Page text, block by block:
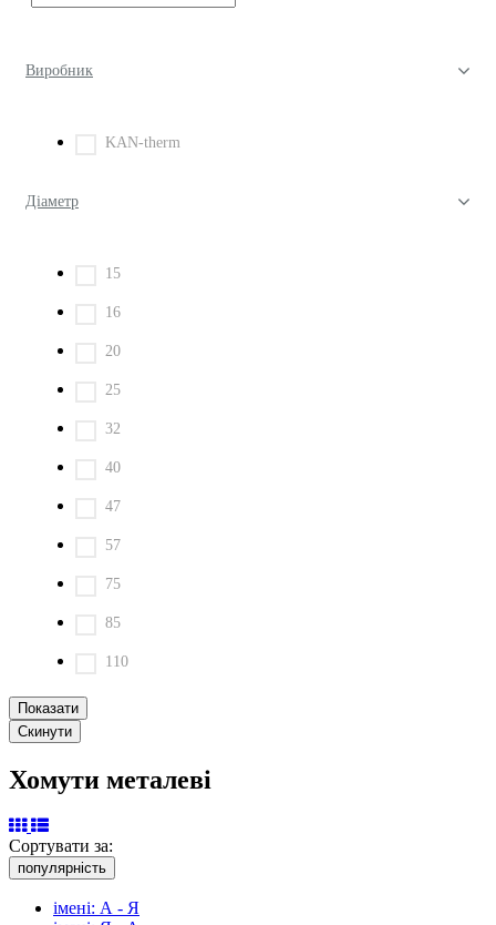
Виробник
KAN-therm
Діаметр
15
16
20
25
32
40
47
57
75
85
110
Хомути металеві
Сортувати за:
популярність
імені: А - Я